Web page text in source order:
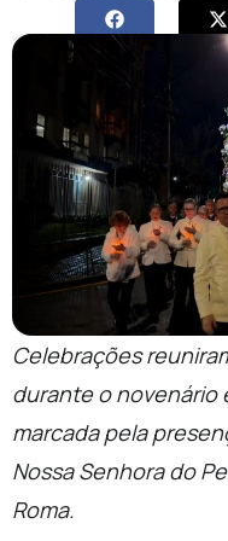
Celebrações
durante o novenário
marcada pela
Nossa Senhora do
Roma.